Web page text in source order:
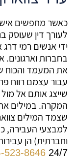
כאשר מחפשים איש
לעורך דין שעוסק
ידי אנשים רמי
בחברות וארגונים.
את המעמד והכוח
עבור עצמם רווח
שייצג אותם אל
המקרה. במילים
שצמד המילים
למבצעי העבירה,
וחברתית) הן
24/7
523-8646